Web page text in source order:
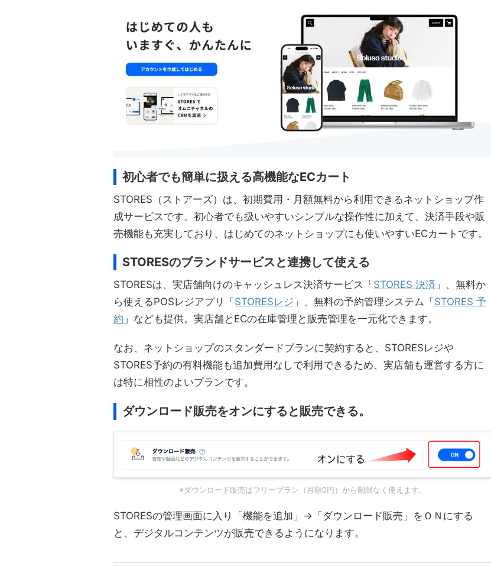
初心者でも簡単に扱える高機能なECカート
STORES（ストアーズ）は、初期費用・月額無料から利用できるネットショップ作
成サービスです。初心者でも扱いやすいシンプルな操作性に加えて、決済手段や販
売機能も充実しており、はじめてのネットショップにも使いやすいECカートです。
STORESのブランドサービスと連携して使える
STORESは、実店舗向けのキャッシュレス決済サービス「 STORES 決済 」、無料か
ら使えるPOSレジアプリ「 STORESレジ 」、無料の予約管理システム「 STORES 予
約 」なども提供。実店舗とECの在庫管理と販売管理を一元化できます。
なお、ネットショップのスタンダードプランに契約すると、STORESレジや
STORES予約の有料機能も追加費用なしで利用できるため、実店舗も運営する方に
は特に相性のよいプランです。
ダウンロード販売をオンにすると販売できる。
※ダウンロード販売はフリープラン（月額0円）から制限なく使えます。
STORESの管理画面に入り「機能を追加」→「ダウンロード販売」をＯＮにする
と、デジタルコンテンツが販売できるようになります。